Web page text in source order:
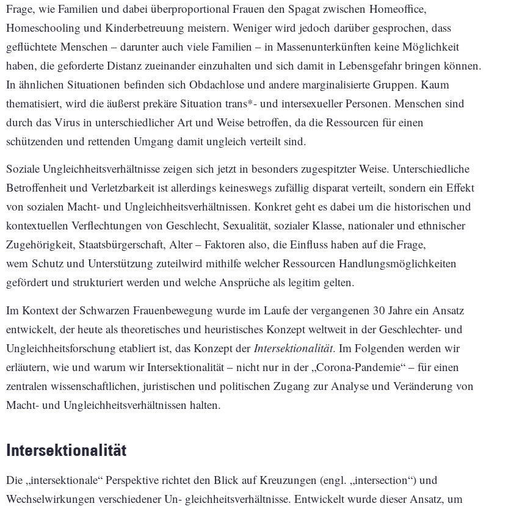
Frage, wie Familien und dabei überproportional Frauen den Spagat zwischen Homeoffice,
Homeschooling und Kinderbetreuung meistern. Weniger wird jedoch darüber gesprochen, dass
geflüchtete Menschen – darunter auch viele Familien – in Massenunterkünften keine Möglichkeit
haben, die geforderte Distanz zueinander einzuhalten und sich damit in Lebensgefahr bringen können.
In ähnlichen Situationen befinden sich Obdachlose und andere marginalisierte Gruppen. Kaum
thematisiert, wird die äußerst prekäre Situation trans*- und intersexueller Personen. Menschen sind
durch das Virus in unterschiedlicher Art und Weise betroffen, da die Ressourcen für einen
schützenden und rettenden Umgang damit ungleich verteilt sind.
Soziale Ungleichheitsverhältnisse zeigen sich jetzt in besonders zugespitzter Weise. Unterschiedliche
Betroffenheit und Verletzbarkeit ist allerdings keineswegs zufällig disparat verteilt, sondern ein Effekt
von sozialen Macht- und Ungleichheitsverhältnissen. Konkret geht es dabei um die historischen und
kontextuellen Verflechtungen von Geschlecht, Sexualität, sozialer Klasse, nationaler und ethnischer
Zugehörigkeit, Staatsbürgerschaft, Alter – Faktoren also, die Einfluss haben auf die Frage,
wem Schutz und Unterstützung zuteilwird mithilfe welcher Ressourcen Handlungsmöglichkeiten
gefördert und strukturiert werden und welche Ansprüche als legitim gelten.
Im Kontext der Schwarzen Frauenbewegung wurde im Laufe der vergangenen 30 Jahre ein Ansatz
entwickelt, der heute als theoretisches und heuristisches Konzept weltweit in der Geschlechter- und
Ungleichheitsforschung etabliert ist, das Konzept der Intersektionalität. Im Folgenden werden wir
erläutern, wie und warum wir Intersektionalität – nicht nur in der „Corona-Pandemie“ – für einen
zentralen wissenschaftlichen, juristischen und politischen Zugang zur Analyse und Veränderung von
Macht- und Ungleichheitsverhältnissen halten.
Intersektionalität
Die „intersektionale“ Perspektive richtet den Blick auf Kreuzungen (engl. „intersection“) und
Wechselwirkungen verschiedener Un- gleichheitsverhältnisse. Entwickelt wurde dieser Ansatz, um